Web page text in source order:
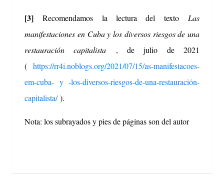
[3] Recomendamos la lectura del texto Las
manifestaciones en Cuba y los diversos riesgos de una
restauración capitalista , de julio de 2021
( https://rr4i.noblogs.org/2021/07/15/as-manifestacoes-
em-cuba- y -los-diversos-riesgos-de-una-restauración-
capitalista/).
Nota: los subrayados y pies de páginas son del autor